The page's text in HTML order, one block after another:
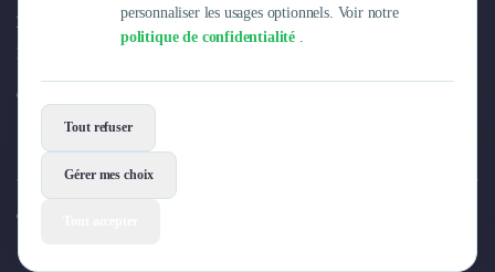
personnaliser les usages optionnels. Voir notre
politique de confidentialité .
Tout refuser
Gérer mes choix
Sourcing et Imports
Office Management
Accélérateurs et incubateurs
Réhabilitation et maintenance
Gestion Immobilière
Logiciel PropTech
Désinfection & décontamination
Entreprise
Pourquoi Trustfolio ?
Offres d'emploi
© 2026 Trustfolio. Tous droits réservés.